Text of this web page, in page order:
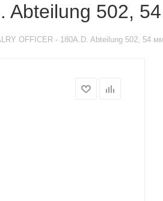
Abteilung 502,
OFFICER - 180A.D. Abteilung 502, 54 мм